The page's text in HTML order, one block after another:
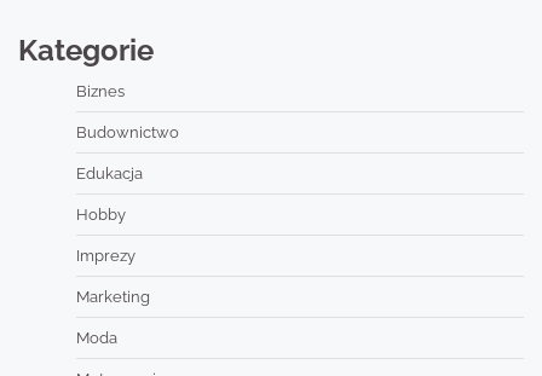
Kategorie
Biznes
Budownictwo
Edukacja
Hobby
Imprezy
Marketing
Moda